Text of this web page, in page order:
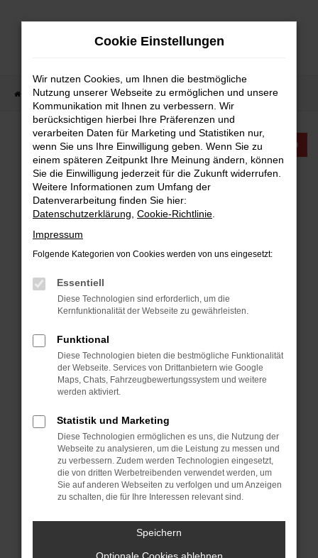
Zum
Startseite Fahrzeugangebote Fahrzeugangebote
KTW INTERNATIONAL
FAHRZEUGANGEBOTE
Beim Laden ist ein Fehler aufgetreten.
Hier sind ein paar Tipps, die dir helfen können:
Überprüfe deine Firewall und deine
Internetverbindung.
Laden andere Webseiten, zum Beispiel deine
Suchmaschine?
Manche Erweiterungen, wie Werbeblocker,
können das Laden bestimmter Seiten
verhindern. Funktioniert die Seite in einem
anderen Browser oder in einem privaten
Fenster?
Starte dein Gerät neu.
Probleme zu beheben.
Stelle sicher, dass dein Browser und dein
Cookie Einstellungen
Wir nutzen Cookies, um Ihnen die bestmögliche
Nutzung unserer Webseite zu ermöglichen und unsere
Kommunikation mit Ihnen zu verbessern. Wir
berücksichtigen hierbei Ihre Präferenzen und
verarbeiten Daten für Marketing und Statistiken nur,
wenn Sie uns Ihre Einwilligung geben. Wenn Sie zu
einem späteren Zeitpunkt Ihre Meinung ändern, können
Sie die Einwilligung jederzeit für die Zukunft widerrufen.
Weitere Informationen zum Umfang der
Datenverarbeitung finden Sie hier:
Datenschutzerklärung Cookie-Richtlinie
Impressum
Folgende Kategorien von Cookies werden von uns eingesetzt:
Essentiell
Diese Technologien sind erforderlich, um die
Kernfunktionalität der Webseite zu gewährleisten.
Funktional
Diese Technologien bieten die bestmögliche Funktionalität
der Webseite. Services von Drittanbietern wie Google
Maps, Chats, Fahrzeugbewertungssystem und weitere
werden aktiviert.
Statistik und Marketing
Diese Technologien ermöglichen es uns, die Nutzung der
Webseite zu analysieren, um die Leistung zu messen und
zu verbessern. Zudem werden Technologien eingesetzt,
die von dritten Werbetreibenden verwendet werden, um
Sie auf anderen Webseiten zu verfolgen und um Anzeigen
zu schalten, die für Ihre Interessen relevant sind.
Speichern